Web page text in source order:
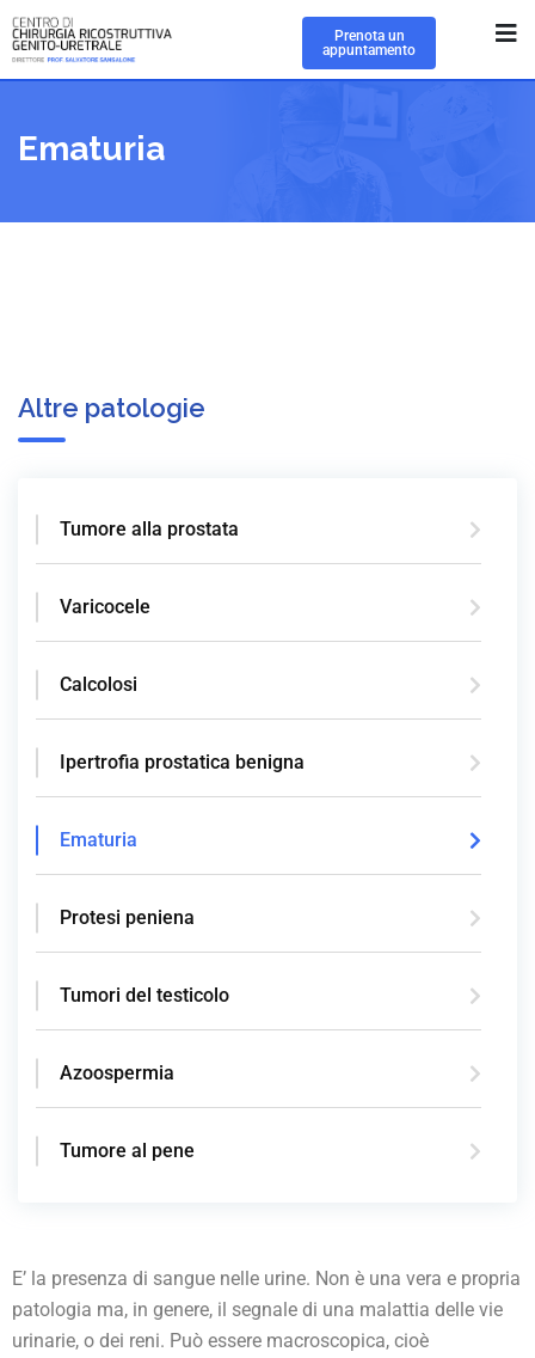
Prenota un
appuntamento
Ematuria
Altre patologie
Tumore alla prostata
Varicocele
Calcolosi
Ipertrofia prostatica benigna
Ematuria
Protesi peniena
Tumori del testicolo
Azoospermia
Tumore al pene
E’ la presenza di sangue nelle urine. Non è una vera e propria
patologia ma, in genere, il segnale di una malattia delle vie
urinarie, o dei reni. Può essere macroscopica, cioè